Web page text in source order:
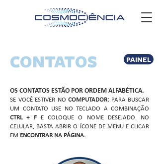
CONTATOS PAINEL
OS CONTATOS ESTÃO POR ORDEM ALFABÉTICA.
SE VOCÊ ESTIVER NO COMPUTADOR: PARA BUSCAR
UM CONTATO USE NO TECLADO A COMBINAÇÃO
CTRL + FE COLOQUE O NOME DESEJADO. NO
CELULAR, BASTA ABRIR O ÍCONE DE MENU E CLICAR
EM ENCONTRAR NA PÁGINA.